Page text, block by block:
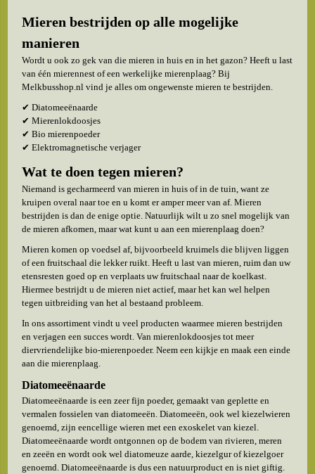
Mieren bestrijden op alle mogelijke
manieren
Wordt u ook zo gek van die mieren in huis en in het gazon? Heeft u last
van één mierennest of een werkelijke mierenplaag? Bij
Melkbusshop.nl vind je alles om ongewenste mieren te bestrijden.
✔ Diatomeeënaarde
✔ Mierenlokdoosjes
✔ Bio mierenpoeder
✔ Elektromagnetische verjager
Wat te doen tegen mieren?
Niemand is gecharmeerd van mieren in huis of in de tuin, want ze
kruipen overal naar toe en u komt er amper meer van af. Mieren
bestrijden is dan de enige optie. Natuurlijk wilt u zo snel mogelijk van
de mieren afkomen, maar wat kunt u aan een mierenplaag doen?
Mieren komen op voedsel af, bijvoorbeeld kruimels die blijven liggen
of een fruitschaal die lekker ruikt. Heeft u last van mieren, ruim dan uw
etensresten goed op en verplaats uw fruitschaal naar de koelkast.
Hiermee bestrijdt u de mieren niet actief, maar het kan wel helpen
tegen uitbreiding van het al bestaand probleem.
In ons assortiment vindt u veel producten waarmee mieren bestrijden
en verjagen een succes wordt. Van mierenlokdoosjes tot meer
diervriendelijke bio-mierenpoeder. Neem een kijkje en maak een einde
aan die mierenplaag.
Diatomeeënaarde
Diatomeeënaarde is een zeer fijn poeder, gemaakt van geplette en
vermalen fossielen van diatomeeën. Diatomeeën, ook wel kiezelwieren
genoemd, zijn eencellige wieren met een exoskelet van kiezel.
Diatomeeënaarde wordt ontgonnen op de bodem van rivieren, meren
en zeeën en wordt ook wel diatomeuze aarde, kiezelgur of kiezelgoer
genoemd. Diatomeeënaarde is dus een natuurproduct en is niet giftig.